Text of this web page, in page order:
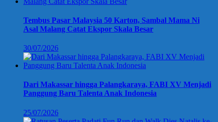
Tembus Pasar Malaysia 50 Karton, Sambal Mama Ni
Asal Malang Catat Ekspor Skala Besar
30/07/2026
Dari Makassar hingga Palangkaraya, FABI XV Menjadi
Panggung Baru Talenta Anak Indonesia
25/07/2026